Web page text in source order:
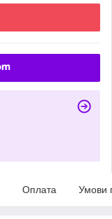
Оплата Умови